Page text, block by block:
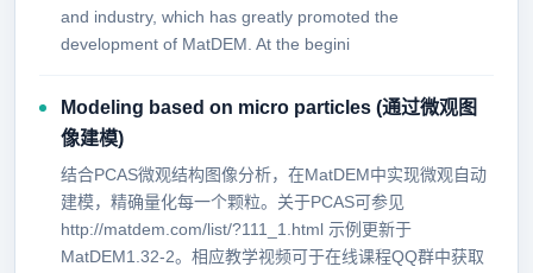
and industry, which has greatly promoted the
development of MatDEM. At the begini
Modeling based on micro particles (通过微观图
像建模)
结合PCAS微观结构图像分析，在MatDEM中实现微观自动
建模，精确量化每一个颗粒。关于PCAS可参见
http://matdem.com/list/?111_1.html 示例更新于
MatDEM1.32-2。相应教学视频可于在线课程QQ群中获取